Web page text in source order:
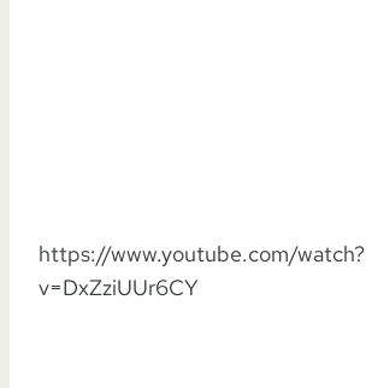
https://www.youtube.com/watch?
v=DxZziUUr6CY